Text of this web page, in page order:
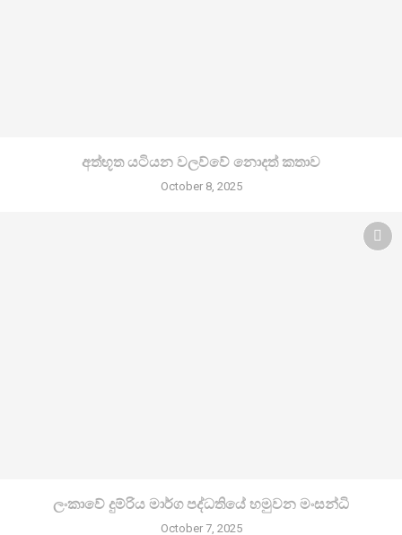
අත්භූත යටියන වලව්වේ නොදත් කතාව
October 8, 2025
ලංකාවේ දුම්රිය මාර්ග පද්ධතියේ හමුවන මංසන්ධි
October 7, 2025